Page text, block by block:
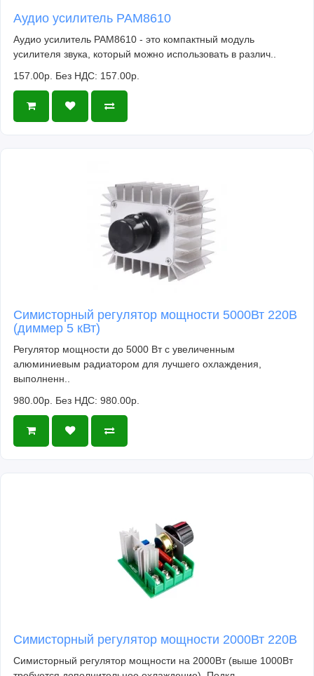
Аудио усилитель PAM8610
Аудио усилитель PAM8610 - это компактный модуль
усилителя звука, который можно использовать в различ..
157.00р. Без НДС: 157.00р.
Симисторный регулятор мощности 5000Вт 220В
(диммер 5 кВт)
Регулятор мощности до 5000 Вт с увеличенным
алюминиевым радиатором для лучшего охлаждения,
выполненн..
980.00р. Без НДС: 980.00р.
Симисторный регулятор мощности 2000Вт 220В
Симисторный регулятор мощности на 2000Вт (выше 1000Вт